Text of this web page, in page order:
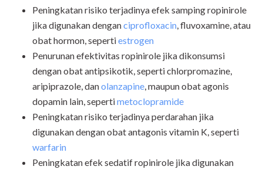
Peningkatan risiko terjadinya efek samping ropinirole
jika digunakan denganciprofloxacin, fluvoxamine, atau
obat hormon, sepertiestrogen
Penurunan efektivitas ropinirole jika dikonsumsi
dengan obat antipsikotik, seperti chlorpromazine,
aripiprazole, danolanzapine, maupun obat agonis
dopamin lain, sepertimetoclopramide
Peningkatan risiko terjadinya perdarahan jika
digunakan dengan obat antagonis vitamin K, seperti
warfarin
Peningkatan efek sedatif ropinirole jika digunakan